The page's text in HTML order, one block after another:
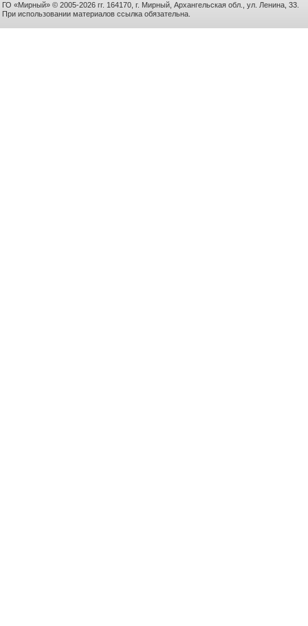
ГО «Мирный» © 2005-2026 гг. 164170, г. Мирный, Архангельская обл., ул. Ленина, 33.
При использовании материалов ссылка обязательна.